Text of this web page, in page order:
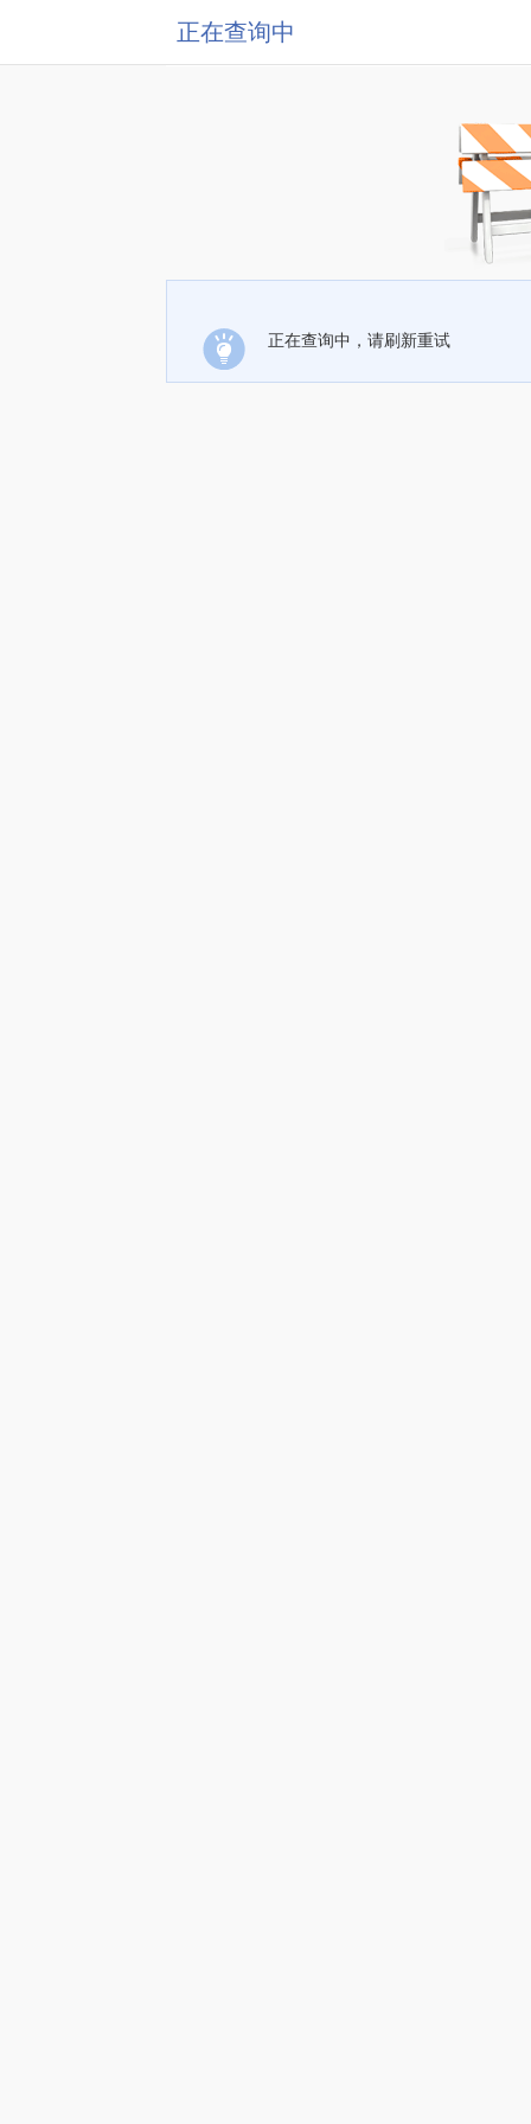
正在查询中
正在查询中，请刷新重试